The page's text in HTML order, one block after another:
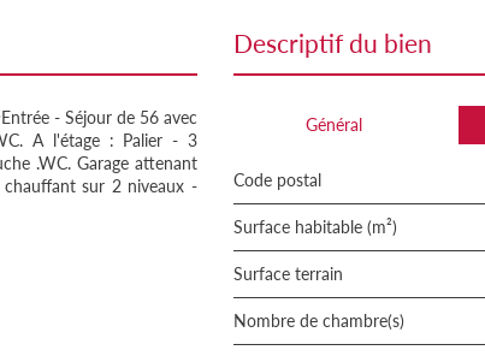
- Séjour de 56 avec
A l'étage : Palier - 3
.WC. Garage attenant
chauffant sur 2 niveaux -
descriptif du bien
Général
Code postal
Surface habitable (m²)
surface terrain
Nombre de chambre(s)